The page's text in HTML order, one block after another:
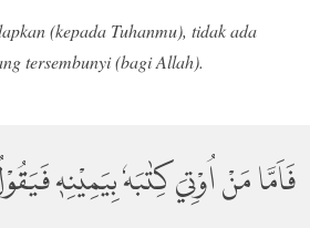
(kepada Tuhanmu), tidak ada
tersembunyi (bagi Allah).
فَاَمَّا مَنْ اُوْتِيَ كِتٰبَهٗ بِيَمِيْنِهٖ